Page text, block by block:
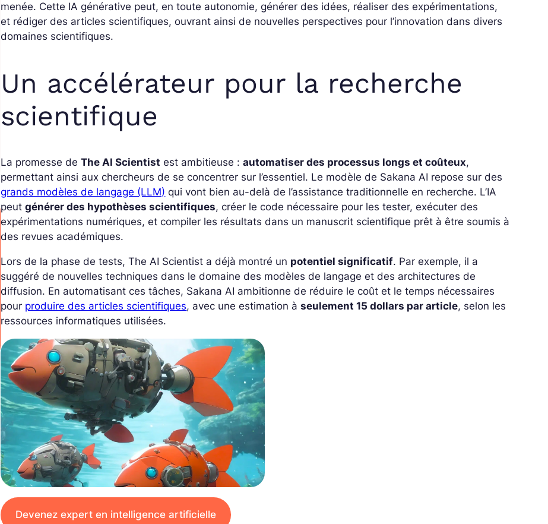
menée. Cette IA générative peut, en toute autonomie, générer des idées, réaliser des expérimentations,
et rédiger des articles scientifiques, ouvrant ainsi de nouvelles perspectives pour l’innovation dans divers
domaines scientifiques.
Un accélérateur pour la recherche
scientifique
La promesse deThe AI Scientist est ambitieuse :automatiser des processus longs et coûteux,
permettant ainsi aux chercheurs de se concentrer sur l’essentiel. Le modèle de Sakana AI repose sur des
grands modèles de langage (LLM) qui vont bien au-delà de l’assistance traditionnelle en recherche. L’IA
peutgénérer des hypothèses scientifiques, créer le code nécessaire pour les tester, exécuter des
expérimentations numériques, et compiler les résultats dans un manuscrit scientifique prêt à être soumis à
des revues académiques.
Lors de la phase de tests, The AI Scientist a déjà montré un potentiel significatif. Par exemple, il a
suggéré de nouvelles techniques dans le domaine des modèles de langage et des architectures de
diffusion. En automatisant ces tâches, Sakana AI ambitionne de réduire le coût et le temps nécessaires
pour produire des articles scientifiques, avec une estimation àseulement 15 dollars par article, selon les
ressources informatiques utilisées.
Devenez expert en intelligence artificielle